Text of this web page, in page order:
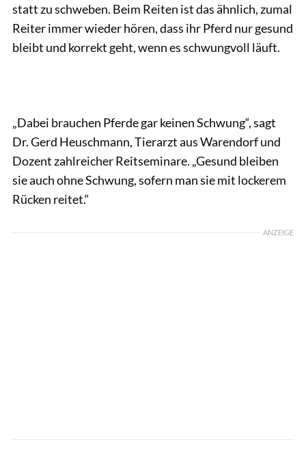
statt zu schweben. Beim Reiten ist das ähnlich, zumal
Reiter immer wieder hören, dass ihr Pferd nur gesund
bleibt und korrekt geht, wenn es schwungvoll läuft.
„Dabei brauchen Pferde gar keinen Schwung“, sagt
Dr. Gerd Heuschmann, Tierarzt aus Warendorf und
Dozent zahlreicher Reitseminare. „Gesund bleiben
sie auch ohne Schwung, sofern man sie mit lockerem
Rücken reitet.“
ANZEIGE